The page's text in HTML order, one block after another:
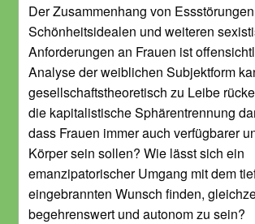
Der Zusammenhang von
Schönheitsidealen und weiteren
Anforderungen an Frauen ist
Analyse der weiblichen Subjektform
gesellschaftstheoretisch zu Leibe
die kapitalistische Sphärentrennung
dass Frauen immer auch verfügbarer
Körper sein sollen? Wie lässt sich ein
emanzipatorischer Umgang mit dem
eingebrannten Wunsch finden,
begehrenswert und autonom zu sein?